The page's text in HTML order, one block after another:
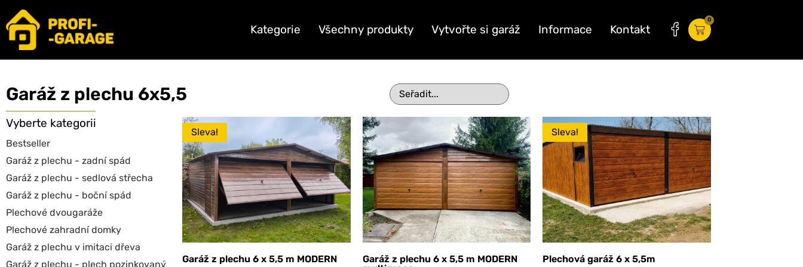
Kategorie Všechny produkty Vytvořte si garáž Informace Kontakt
0
Garáž z plechu 6x5,5
Vyberte kategorii
Bestseller
Garáž z plechu - zadní spád
Garáž z plechu - sedlová střecha
Garáž z plechu - boční spád
Plechové dvougaráže
Plechové zahradní domky
Garáž z plechu v imitaci dřeva
Garáž z plechu - plech pozinkovaný
Sleva!
Garáž z plechu 6 x 5,5 m MODERN
Garáž z plechu 6 x 5,5 m MODERN
Sleva!
Plechová garáž 6 x 5,5m